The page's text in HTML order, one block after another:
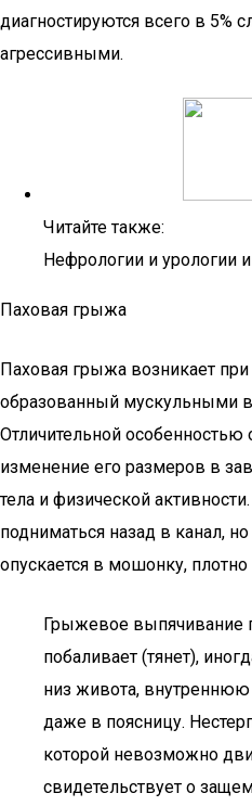
диагностируются всего в 5%
агрессивными.
Читайте также:
Нефрологии и урологии
Паховая грыжа
Паховая грыжа возникает
образованный мускульными
Отличительной особенностью
изменение его размеров в
тела и физической
подниматься назад в канал,
опускается в мошонку, плотно
Грыжевое выпячивание
побаливает (тянет),
низ живота, внутреннюю
даже в поясницу.
которой невозможно
свидетельствует о